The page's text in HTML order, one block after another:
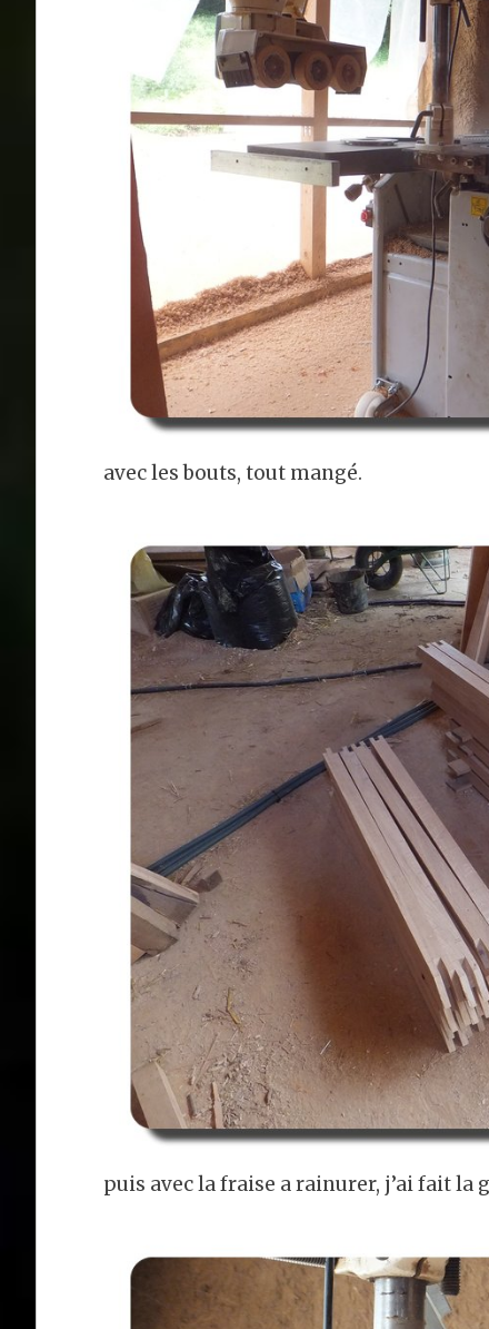
avec les bouts, tout mangé.
puis avec la fraise a rainurer, j’ai fait la